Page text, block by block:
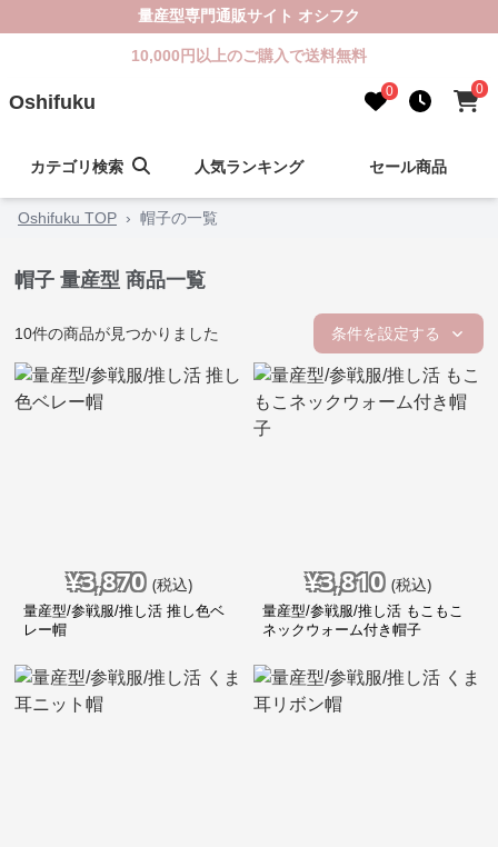
量産型専門通販サイト オシフク
10,000円以上のご購入で送料無料
Oshifuku 0 0
カテゴリ検索 人気ランキング セール商品
Oshifuku TOP › 帽子の一覧
帽子 量産型 商品一覧
10件の商品が見つかりました 条件を設定する
¥3,870 (税込)
量産型/参戦服/推し活 推し色ベ
レー帽
¥3,810 (税込)
量産型/参戦服/推し活 もこもこ
ネックウォーム付き帽子